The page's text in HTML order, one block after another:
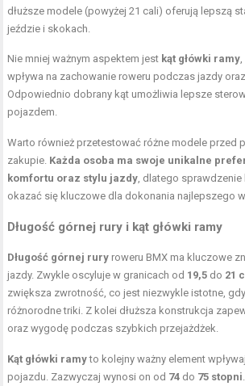
dłuższe modele (powyżej 21 cali) oferują lepszą
jeździe i skokach.
Nie mniej ważnym aspektem jest kąt główki ramy
wpływa na zachowanie roweru podczas jazdy
Odpowiednio dobrany kąt umożliwia lepsze
pojazdem.
Warto również przetestować różne modele przed
zakupie. Każda osoba ma swoje unikalne
komfortu oraz stylu jazdy , dlatego
okazać się kluczowe dla dokonania najlepszego
Długość górnej rury i kąt główki ramy
Długość górnej rury roweru BMX ma kluczowe
jazdy. Zwykle oscyluje w granicach od 19,5 do 21
zwiększa zwrotność, co jest niezwykle istotne,
różnorodne triki. Z kolei dłuższa konstrukcja
oraz wygodę podczas szybkich przejażdżek.
Kąt główki ramyto kolejny ważny element
pojazdu. Zazwyczaj wynosi on od 74 do 75 stopni